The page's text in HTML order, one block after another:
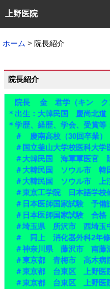
上野医院
ホーム 院長紹介
院長紹介
院長 金 君学（キン クン
＊出生：大韓民国 慶尚北道
＊学歴、経歴、学会、受賞等
＃ 慶南高校（30回卒業）
＃国立釜山大学校医科大学
＃大韓民国 海軍軍医官
＃大韓民国 ソウル市 韓
＃大韓民国 ソウル市 上
＃東京工学院 日本語学校
＃日本医師国家試験 予備
＃日本医師国家試験 合格
＃埼玉県 所沢市 西埼玉
＃ 同上 消化器外科2年修
＃神奈川県 藤沢市 南藤
＃東京都 青梅市 高木病
＃東京都 台東区 上野医
＃東京都 台東区 上野医